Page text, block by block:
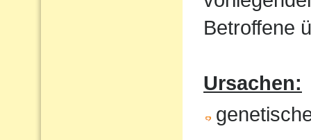
Betroffene
Ursachen: